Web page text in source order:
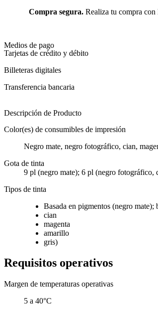
Compra segura. Realiza tu compra
Medios de pago
Tarjetas de crédito y débito
Billeteras digitales
Transferencia bancaria
Descripción de Producto
Color(es) de consumibles de impresión
Negro mate, negro fotográfico, cian,
Gota de tinta
9 pl (negro mate); 6 pl (negro fotográfico,
Tipos de tinta
Basada en pigmentos (negro
cian
magenta
amarillo
gris)
Requisitos operativos
Margen de temperaturas operativas
5 a 40°C